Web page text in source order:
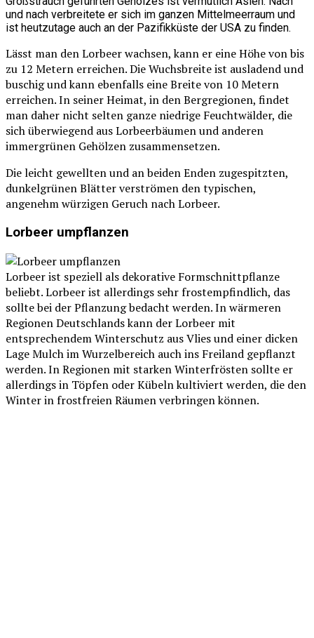
und nach verbreitete er sich im ganzen Mittelmeerraum und
ist heutzutage auch an der Pazifikküste der USA zu finden.
Lässt man den Lorbeer wachsen, kann er eine Höhe von bis
zu 12 Metern erreichen. Die Wuchsbreite ist ausladend und
buschig und kann ebenfalls eine Breite von 10 Metern
erreichen. In seiner Heimat, in den Bergregionen, findet
man daher nicht selten ganze niedrige Feuchtwälder, die
sich überwiegend aus Lorbeerbäumen und anderen
immergrünen Gehölzen zusammensetzen.
Die leicht gewellten und an beiden Enden zugespitzten,
dunkelgrünen Blätter verströmen den typischen,
angenehm würzigen Geruch nach Lorbeer.
Lorbeer umpflanzen
Lorbeer ist speziell als dekorative Formschnittpflanze
beliebt. Lorbeer ist allerdings sehr frostempfindlich, das
sollte bei der Pflanzung bedacht werden. In wärmeren
Regionen Deutschlands kann der Lorbeer mit
entsprechendem Winterschutz aus Vlies und einer dicken
Lage Mulch im Wurzelbereich auch ins Freiland gepflanzt
werden. In Regionen mit starken Winterfrösten sollte er
allerdings in Töpfen oder Kübeln kultiviert werden, die den
Winter in frostfreien Räumen verbringen können.